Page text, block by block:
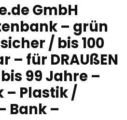
GmbH
– grün
/ bis 100
– für DRAUßEN
99 Jahre –
– Plastik /
Bank –